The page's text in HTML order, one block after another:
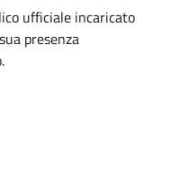
ufficiale incaricato
presenza